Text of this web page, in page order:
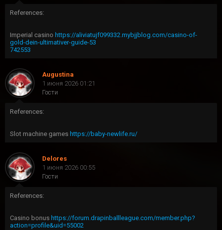
References:
Imperial casino https://aliviatujf099332.mybjjblog.com/casino-of-
gold-dein-ultimativer-guide-53
742553
Augustina
1 июня 2026 01:21
Гости
References:
Slot machine games https://baby-newlife.ru/
Delores
1 июня 2026 00:55
Гости
References:
Casino bonus https://forum.drapinballleague.com/member.php?
action=profile&uid=55002